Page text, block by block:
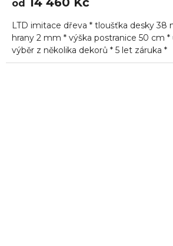
je
z
5
hvězdiček.
od
LTD imitace dřeva * tloušťka desky 38
hrany 2 mm * výška postranice 50 cm
výběr z několika dekorů * 5 let záruka *